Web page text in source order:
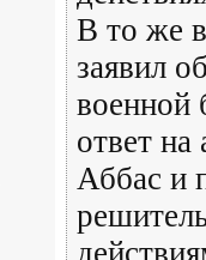
В то же
заявил
ответ на
Аббас и